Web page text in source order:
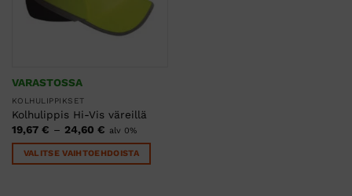
VARASTOSSA
KOLHULIPPIKSET
Kolhulippis Hi-Vis väreillä
19,67 € – 24,60 €Hintaluokka:
-
24,60 €
alv 0%
VALITSE VAIHTOEHDOISTA